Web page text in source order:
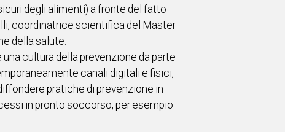
degli alimenti) a fronte del fatto
coordinatrice scientifica del Master
della salute.
cultura della prevenzione da parte
canali digitali e fisici,
pratiche di prevenzione in
in pronto soccorso, per esempio